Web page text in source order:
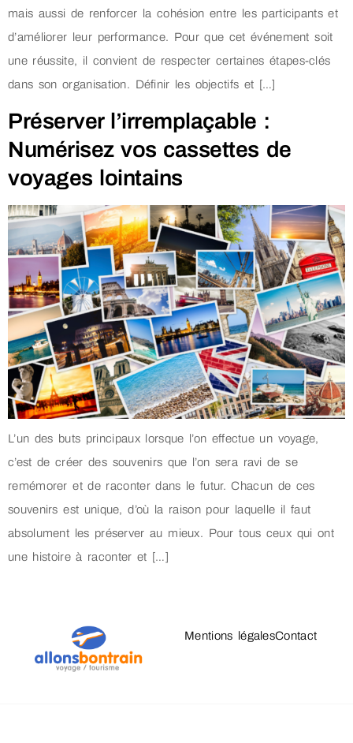
mais aussi de renforcer la cohésion entre les participants et
d’améliorer leur performance. Pour que cet événement soit
une réussite, il convient de respecter certaines étapes-clés
dans son organisation. Définir les objectifs et […]
Préserver l’irremplaçable :
Numérisez vos cassettes de
voyages lointains
L’un des buts principaux lorsque l’on effectue un voyage,
c’est de créer des souvenirs que l’on sera ravi de se
remémorer et de raconter dans le futur. Chacun de ces
souvenirs est unique, d’où la raison pour laquelle il faut
absolument les préserver au mieux. Pour tous ceux qui ont
une histoire à raconter et […]
Mentions légalesContact